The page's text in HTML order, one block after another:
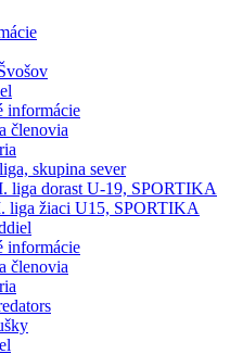
informácie
členovia
skupina sever
liga dorast U-19, SPORTIKA
liga žiaci U15, SPORTIKA
informácie
členovia